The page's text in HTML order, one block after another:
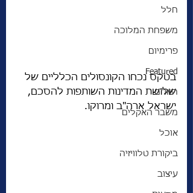
חלל
משפחת המלוכה
פרימיום
Featured
האו"ם
משבר האקלים
אוכל
ביקורת טלוויזיה
עיצוב
בטקס נכחו הקונסולים הכלליים של
שלושת המדינות השותפות להסכם,
ישראל ארה"ב ומרוקו.